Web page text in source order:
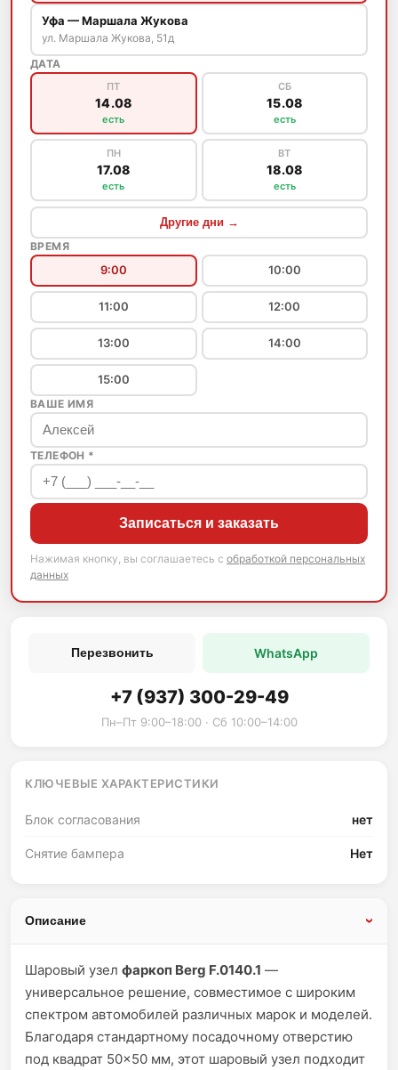
КЛЮЧЕВЫЕ ХАРАКТЕРИСТИКИ
Блок согласования нет
Снятие бампера Нет
Описание
Шаровый узел фаркоп Berg F.0140.1 —
универсальное решение, совместимое с широким
спектром автомобилей различных марок и моделей.
Благодаря стандартному посадочному отверстию
под квадрат 50×50 мм, этот шаровый узел подходит
Уфа — Маршала Жукова
ул. Маршала Жукова, 51д
ДАТА
ПТ
14.08
есть
СБ
15.08
есть
ПН
17.08
есть
ВТ
18.08
есть
Другие дни →
ВРЕМЯ
9:00 10:00
11:00 12:00
13:00 14:00
15:00
ВАШЕ ИМЯ
ТЕЛЕФОН *
Записаться и заказать
Нажимая кнопку, вы соглашаетесь с обработкой персональных
данных
Перезвонить WhatsApp
+7 (937) 300-29-49
Пн–Пт 9:00–18:00 · Сб 10:00–14:00